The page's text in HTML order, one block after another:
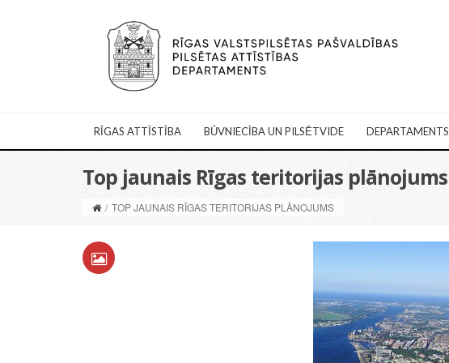
RĪGAS ATTĪSTĪBA BŪVNIECĪBA UN PILSĒTVIDE DEPARTAMENTS
Top jaunais Rīgas teritorijas plānojums
/ TOP JAUNAIS RĪGAS TERITORIJAS PLĀNOJUMS